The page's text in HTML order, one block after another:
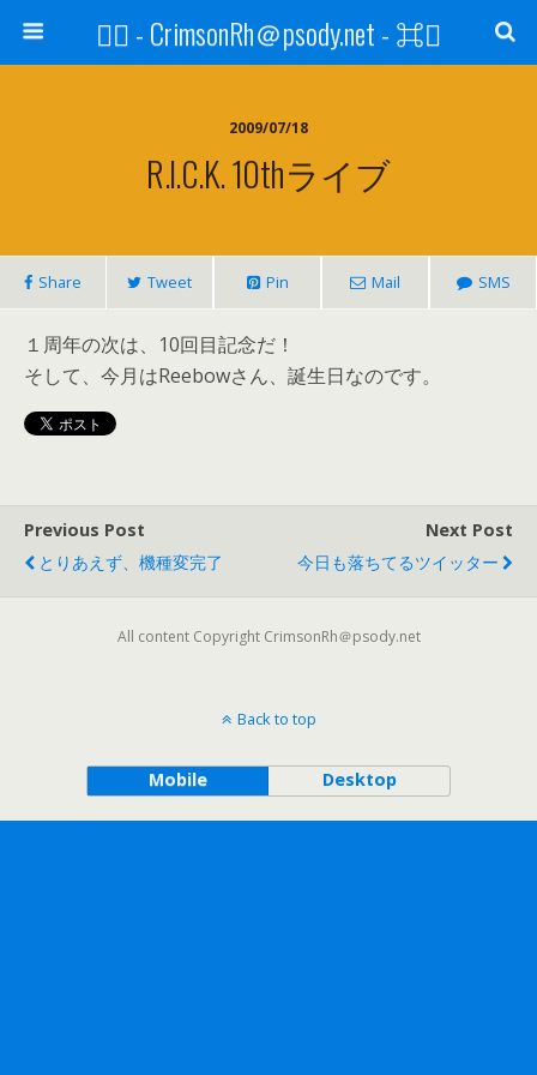
⌘ - CrimsonRh＠psody.net - ⌘
2009/07/18
R.i.C.k. 10thライブ
Share Tweet Pin Mail SMS
１周年の次は、10回目記念だ！
そして、今月はReebowさん、誕生日なのです。
Previous Post
とりあえず、機種変完了
Next Post
今日も落ちてるツイッター
All content Copyright CrimsonRh＠psody.net
Back to top
Mobile Desktop